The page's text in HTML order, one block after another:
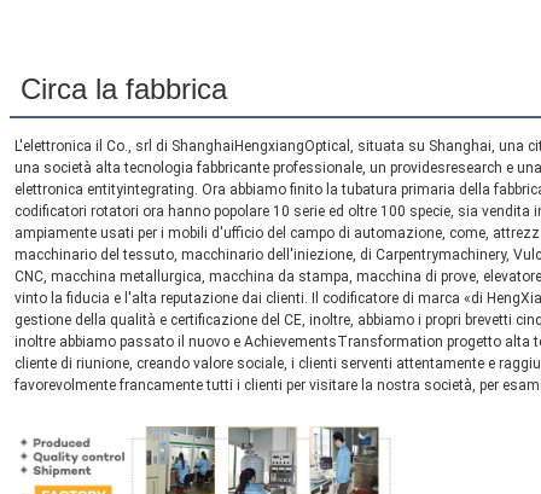
Circa la fabbrica
L'elettronica il Co., srl di ShanghaiHengxiangOptical, situata su Shanghai, una
una società alta tecnologia fabbricante professionale, un providesresearch e
elettronica entityintegrating. Ora abbiamo finito la tubatura primaria della
codificatori rotatori ora hanno popolare 10 serie ed oltre 100 specie, sia
ampiamente usati per i mobili d'ufficio del campo di automazione, come,
macchinario del tessuto, macchinario dell'iniezione, di Carpentrymachinery,
CNC, macchina metallurgica, macchina da stampa, macchina di prove,
vinto la fiducia e l'alta reputazione dai clienti. Il codificatore di marca «di
gestione della qualità e certificazione del CE, inoltre, abbiamo i propri brevetti
inoltre abbiamo passato il nuovo e AchievementsTransformation progetto alta
cliente di riunione, creando valore sociale, i clienti serventi attentamente e
favorevolmente francamente tutti i clienti per visitare la nostra società, per